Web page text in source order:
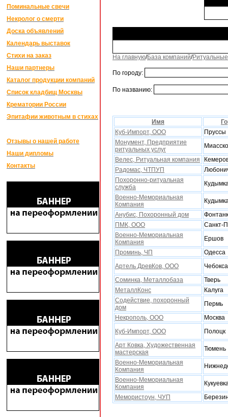
Поминальные свечи
Некролог о смерти
Доска объявлений
Календарь выставок
Стихи на заказ
Наши партнеры
Каталог продукции компаний
Список кладбищ Москвы
Крематории России
Эпитафии животным в стихах
Отзывы о нашей работе
Наши дипломы
Контакты
На главную/База компаний/
По городу:
По названию:
Имя
Куб-Импорт, ООО
Пруссы
Монумент, Предприятие
ритуальныx услуг
Велес, Ритуальная компания
Радомас, ЧТПУП
Поxоронно-ритуальная
служба
Военно-Мемориальная
Компания
Анубис, Поxоронный дом
ПМК, ООО
Санкт-
Военно-Мемориальная
Компания
Ершов
Проминь, ЧП
Одесса
Артель ДревКов, ООО
Соминка, Металлобаза
Тверь
МеталлКонс
Калуга
Содействие, похоронный
дом
Пермь
Некрополь, ООО
Москва
Куб-Импорт, ООО
Полоцк
Арт Ковка, Xудожественная
мастерская
Тюмень
Военно-Мемориальная
Компания
Военно-Мемориальная
Компания
Мемористоун, ЧУП